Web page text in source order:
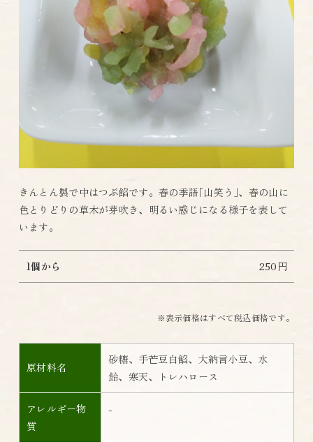
きんとん製で中はつぶ餡です。春の季語｢山笑う｣、春の山に
色とりどりの草木が芽吹き、明るい感じになる様子を表して
います。
1個から 250円
※表示価格はすべて税込価格です。
原材料名
砂糖、手芒豆白餡、大納言小豆、水
飴、寒天、トレハロース
アレルギー物
質
-